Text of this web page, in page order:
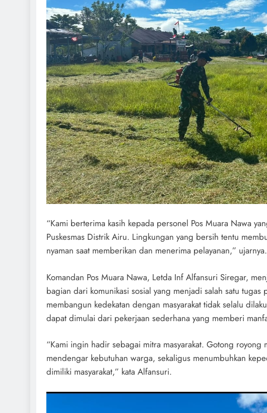
“Kami berterima kasih kepada personel Pos Muara Nawa
Puskesmas Distrik Airu. Lingkungan yang bersih tentu
nyaman saat memberikan dan menerima pelayanan,” ujarnya.
Komandan Pos Muara Nawa, Letda Inf Alfansuri Siregar,
bagian dari komunikasi sosial yang menjadi salah satu
membangun kedekatan dengan masyarakat tidak selalu
dapat dimulai dari pekerjaan sederhana yang memberi
“Kami ingin hadir sebagai mitra masyarakat. Gotong
mendengar kebutuhan warga, sekaligus menumbuhkan
dimiliki masyarakat,” kata Alfansuri.